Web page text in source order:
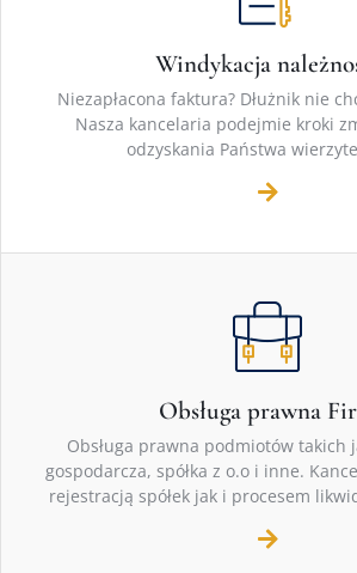
Windykacja
Niezapłacona faktura? Dłużnik nie
Nasza kancelaria podejmie kroki
odzyskania Państwa
Obsługa prawna
Obsługa prawna podmiotów takich
gospodarcza, spółka z o.o i inne.
rejestracją spółek jak i procesem